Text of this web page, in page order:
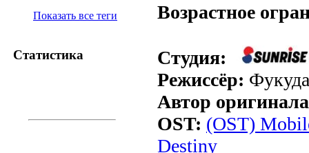
Показать все теги
Статистика
Возрастное
Студия:
Режиссёр:
Автор
OST: (OST)
Destiny